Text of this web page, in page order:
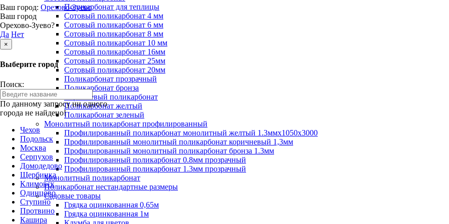
Ваш город: Орехово-Зуево
Ваш город
Орехово-Зуево?
Да Нет
×
Выберите город
Поиск:
По данному запросу ни одного
города не найдено!
Чехов
Подольск
Москва
Серпухов
Домодедово
Щербинка
Климовск
Одинцово
Ступино
Протвино
Кашира
Поликарбонат для теплицы
Сотовый поликарбонат 4 мм
Сотовый поликарбонат 6 мм
Сотовый поликарбонат 8 мм
Сотовый поликарбонат 10 мм
Сотовый поликарбонат 16мм
Сотовый поликарбонат 25мм
Сотовый поликарбонат 20мм
Поликарбонат прозрачный
Поликарбонат бронза
Коричневый поликарбонат
Поликарбонат желтый
Поликарбонат зеленый
Монолитный поликарбонат профилированный
Профилированный поликарбонат монолитный желтый 1.3ммх1050х3000
Профилированный монолитный поликарбонат коричневый 1,3мм
Профилированный монолитный поликарбонат бронза 1.3мм
Профилированный поликарбонат 0.8мм прозрачный
Профилированный поликарбонат 1.3мм прозрачный
Монолитный поликарбонат
Поликарбонат нестандартные размеры
Садовые товары
Грядка оцинкованная 0,65м
Грядка оцинкованная 1м